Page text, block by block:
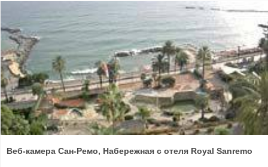
Веб-камера Сан-Ремо, Набережная с отеля Royal Sanremo